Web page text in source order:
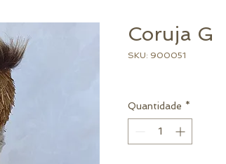
Coruja G
SKU: 900051
Quantidade *